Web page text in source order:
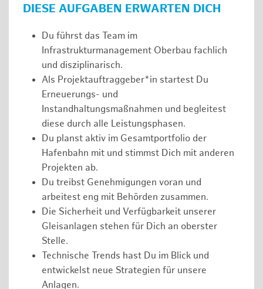
DIESE AUFGABEN ERWARTEN DICH
Du führst das Team im
Infrastrukturmanagement Oberbau fachlich
und disziplinarisch.
Als Projektauftraggeber*in startest Du
Erneuerungs- und
Instandhaltungsmaßnahmen und begleitest
diese durch alle Leistungsphasen.
Du planst aktiv im Gesamtportfolio der
Hafenbahn mit und stimmst Dich mit anderen
Projekten ab.
Du treibst Genehmigungen voran und
arbeitest eng mit Behörden zusammen.
Die Sicherheit und Verfügbarkeit unserer
Gleisanlagen stehen für Dich an oberster
Stelle.
Technische Trends hast Du im Blick und
entwickelst neue Strategien für unsere
Anlagen.